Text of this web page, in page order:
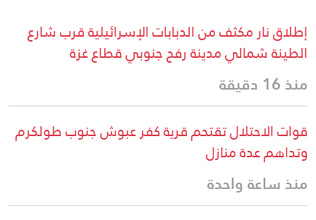
إطلاق نار مكثف من الدبابات الإسرائيلية قرب شارع
الطينة شمالي مدينة رفح جنوبي قطاع غزة
منذ 16 دقيقة
قوات الاحتلال تقتحم قرية كفر عبوش جنوب طولكرم
وتداهم عدة منازل
منذ ساعة واحدة